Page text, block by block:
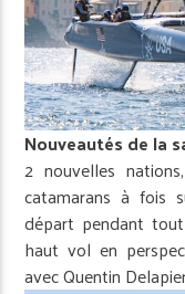
Nouveautés de la
2 nouvelles
catamarans à fois
départ pendant
haut vol en
avec Quentin